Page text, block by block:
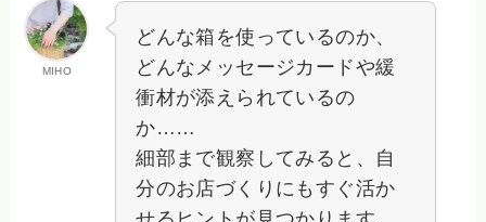
MIHO
どんな箱を使っているのか、
どんなメッセージカードや緩
衝材が添えられているの
か……
細部まで観察してみると、自
分のお店づくりにもすぐ活か